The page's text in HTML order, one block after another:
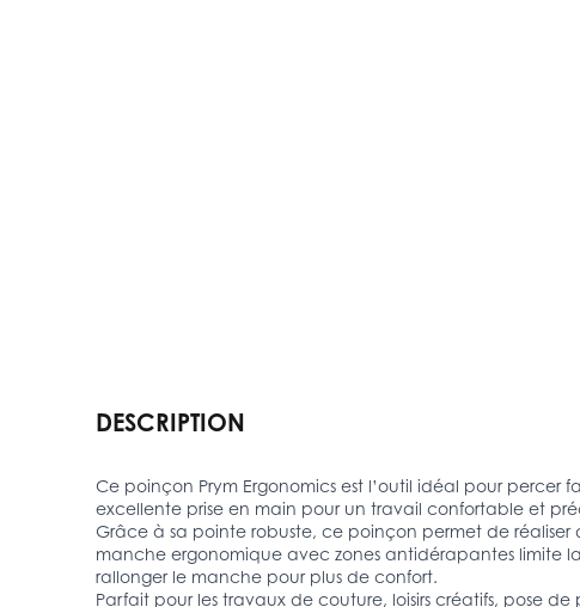
DESCRIPTION
Ce poinçon Prym Ergonomics est l’outil idéal pour percer
excellente prise en main pour un travail confortable et
Grâce à sa pointe robuste, ce poinçon permet de réaliser
manche ergonomique avec zones antidérapantes limite
rallonger le manche pour plus de confort.
Parfait pour les travaux de couture, loisirs créatifs, pose